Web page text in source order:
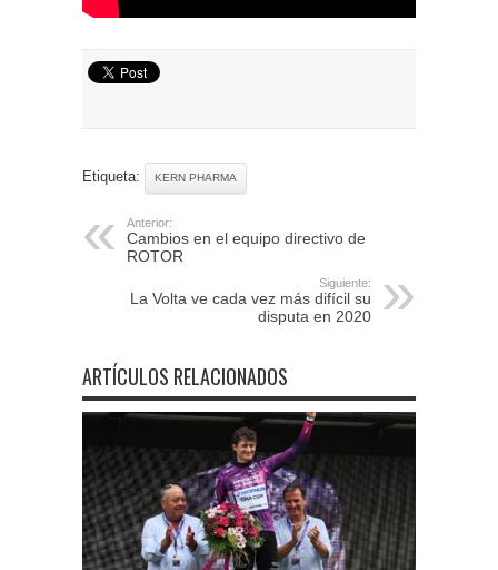
Etiqueta: KERN PHARMA
Anterior:
Cambios en el equipo directivo de
ROTOR
Siguiente:
La Volta ve cada vez más difícil su
disputa en 2020
ARTÍCULOS RELACIONADOS